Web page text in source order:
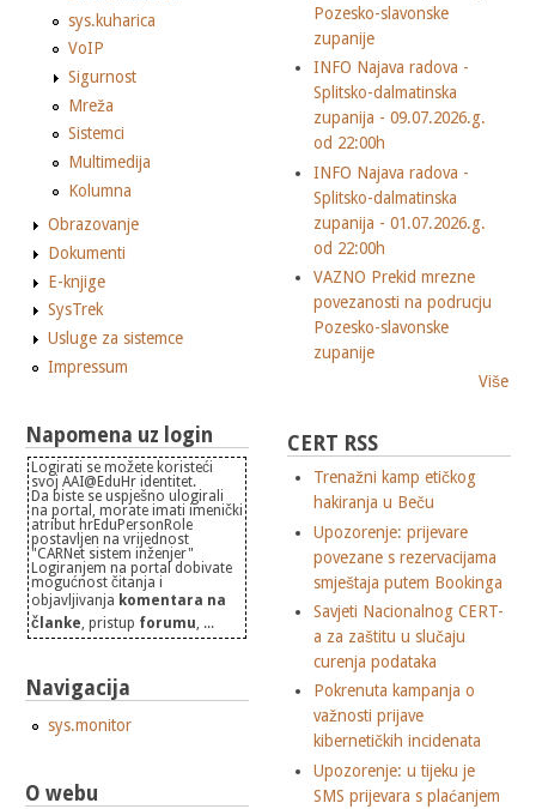
sys.kuharica
VoIP
Sigurnost
Mreža
Sistemci
Multimedija
Kolumna
Obrazovanje
Dokumenti
E-knjige
SysTrek
Usluge za sistemce
Impressum
Napomena uz login
Logirati se možete koristeći
svoj AAI@EduHr identitet.
Da biste se uspješno ulogirali
na portal, morate imati imenički
atribut hrEduPersonRole
postavljen na vrijednost
"CARNet sistem inženjer"
Logiranjem na portal dobivate
mogućnost čitanja i
objavljivanja komentara na
članke, pristup forumu, ...
Navigacija
sys.monitor
O webu
Pozesko-slavonske
zupanije
INFO Najava radova -
Splitsko-dalmatinska
zupanija - 09.07.2026.g.
od 22:00h
INFO Najava radova -
Splitsko-dalmatinska
zupanija - 01.07.2026.g.
od 22:00h
VAZNO Prekid mrezne
povezanosti na podrucju
Pozesko-slavonske
zupanije
Više
CERT RSS
Trenažni kamp etičkog
hakiranja u Beču
Upozorenje: prijevare
povezane s rezervacijama
smještaja putem Bookinga
Savjeti Nacionalnog CERT-
a za zaštitu u slučaju
curenja podataka
Pokrenuta kampanja o
važnosti prijave
kibernetičkih incidenata
Upozorenje: u tijeku je
SMS prijevara s plaćanjem